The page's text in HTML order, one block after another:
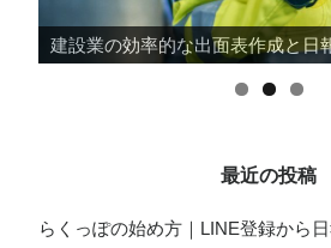
建設業の効率的な出面表作成と日
最近の投稿
らくっぽの始め方｜LINE登録から